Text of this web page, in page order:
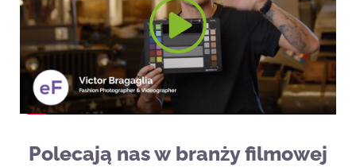
Polecają nas w branży filmowej